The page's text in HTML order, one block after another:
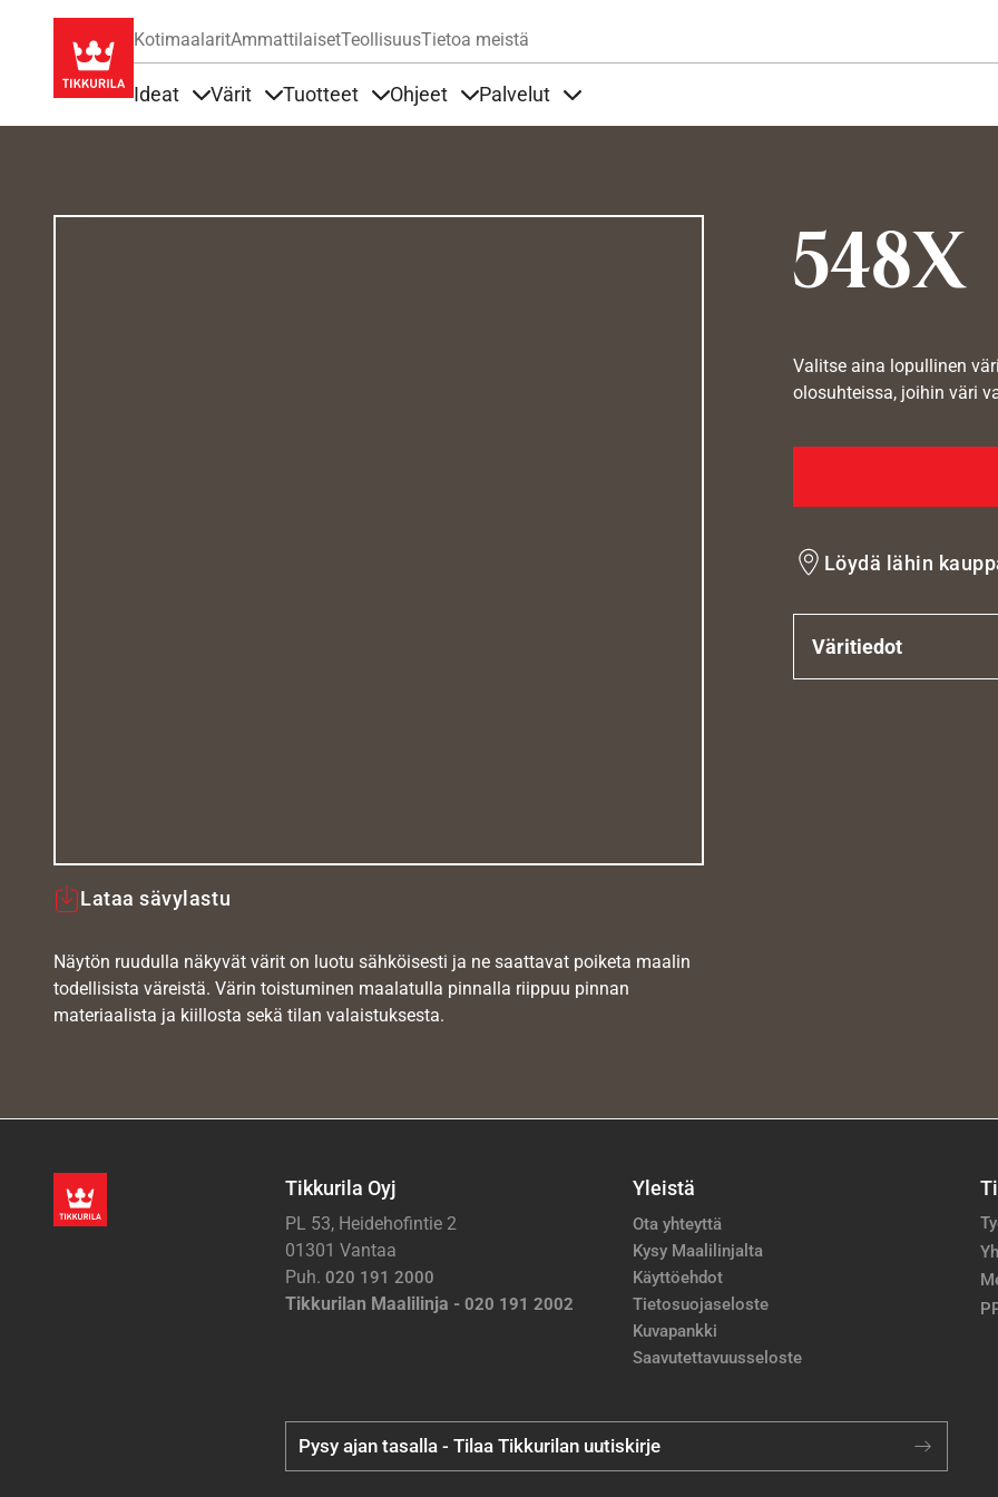
KotimaalaritAmmattilaisetTeollisuusTietoa meistä
Ideat Värit Tuotteet Ohjeet Palvelut
548X
Lataa sävylastu
Näytön ruudulla näkyvät värit on luotu sähköisesti ja ne saattavat poiketa maalin
todellisista väreistä. Värin toistuminen maalatulla pinnalla riippuu pinnan
materiaalista ja kiillosta sekä tilan valaistuksesta.
Valitse aina lopullinen
olosuhteissa, joihin väri
Löydä lähin
Väritiedot
Tikkurila Oyj
PL 53, Heidehofintie 2
01301 Vantaa
Puh. 020 191 2000
Tikkurilan Maalilinja - 020 191 2002
Yleistä
Ota yhteyttä
Kysy Maalilinjalta
Käyttöehdot
Tietosuojaseloste
Kuvapankki
Saavutettavuusseloste
Pysy ajan tasalla - Tilaa Tikkurilan uutiskirje